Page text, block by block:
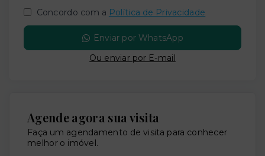
Concordo com a Política de Privacidade
Enviar por WhatsApp
Ou enviar por E-mail
Agende agora sua visita
Faça um agendamento de visita para conhecer
melhor o imóvel.